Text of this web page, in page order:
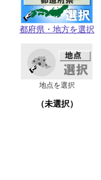
都府県・地方を選択
地点を選択
（未選択）